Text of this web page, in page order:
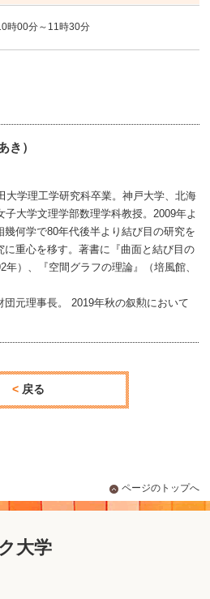
時00分～11時30分
き）
学理工学研究科卒業。神戸大学、北海
大学文理学部数理学科教授。2009年よ
何学で80年代後半より結び目の研究を
重心を移す。著書に『曲面と結び目の
年）、『空間グラフの理論』（培風館、
元理事長。 2019年秋の叙勲において
戻る
ページのトップへ
大学